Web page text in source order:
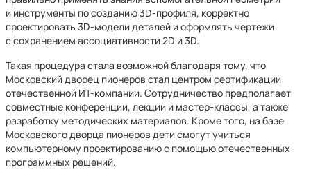
и инструменты по созданию 3D-профиля, корректно
проектировать 3D-модели деталей и оформлять чертежи
с сохранением ассоциативности 2D и 3D.
Такая процедура стала возможной благодаря тому, что
Московский дворец пионеров стал центром сертификации
отечественной ИТ-компании. Сотрудничество предполагает
совместные конференции, лекции и мастер-классы, а также
разработку методических материалов. Кроме того, на базе
Московского дворца пионеров дети смогут учиться
компьютерному проектированию с помощью отечественных
программных решений.